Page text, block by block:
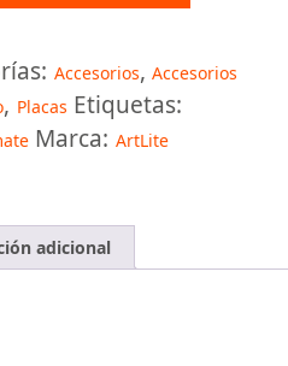
Accesorios, Accesorios
, Placas Etiquetas:
Marca: ArtLite
adicional